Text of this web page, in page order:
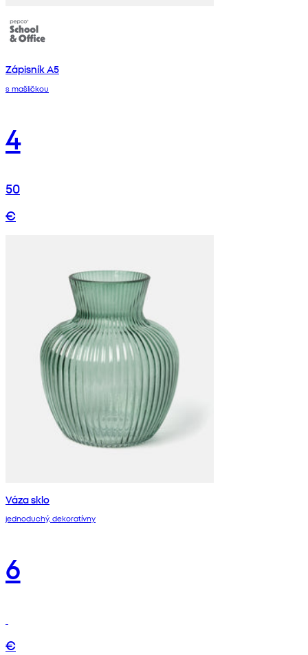
Zápisník A5
s mašličkou
4
50
€
Váza sklo
jednoduchý, dekoratívny
6
€